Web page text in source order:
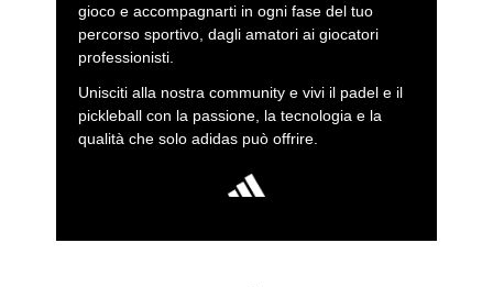
gioco e accompagnarti in ogni fase del tuo
percorso sportivo, dagli amatori ai giocatori
professionisti.
Unisciti alla nostra community e vivi il padel e il
pickleball con la passione, la tecnologia e la
qualità che solo adidas può offrire.